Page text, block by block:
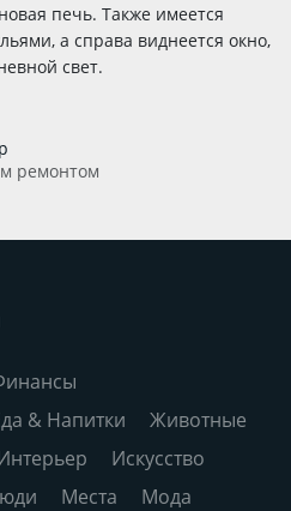
печь. Также имеется
а справа виднеется окно,
свет.
ремонтом
& Напитки
Животные
Искусство
Места
Мода